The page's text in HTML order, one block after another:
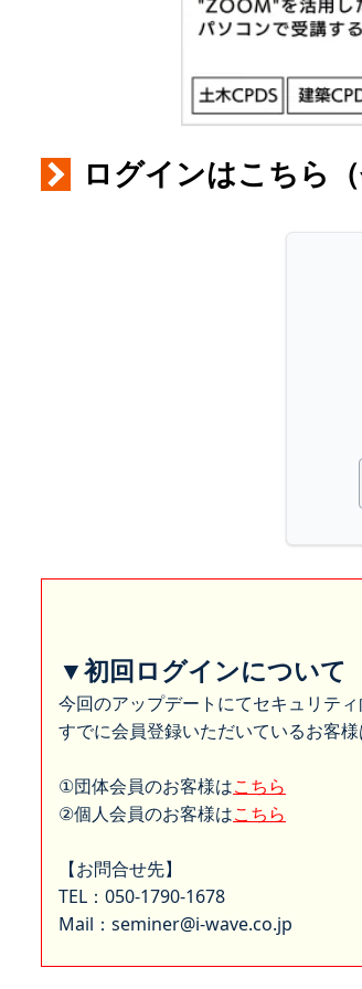
ログインはこちら（
▼初回ログインについて
今回のアップデートにてセキュリテ
すでに会員登録いただいているお客
①団体会員のお客様はこちら
②個人会員のお客様はこちら
【お問合せ先】
TEL：050-1790-1678
Mail：seminer@i-wave.co.jp